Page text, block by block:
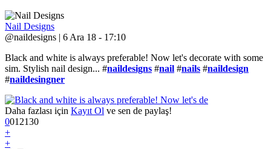
Nail Designs
@naildesigns | 6 Ara 18 - 17:10
Black and white is always preferable! Now let's decorate with some
sim. Stylish nail design... #naildesigns #nail #nails #naildesign
#naildesingner
Daha fazlası için Kayıt Ol ve sen de paylaş!
001 2130
+
+